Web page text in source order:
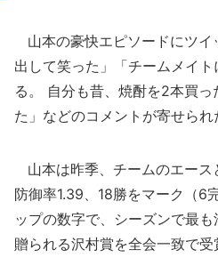
山本の豪快エピソードにツイ
出して笑った」「チームメイ
る。 自分も昔、焼酎を2本買
た」などのコメントが寄せられ
山本は昨季、チームのエース
防御率1.39、18勝をマーク（6
ップの数字で、シーズンで最
贈られる沢村賞を全会一致で受